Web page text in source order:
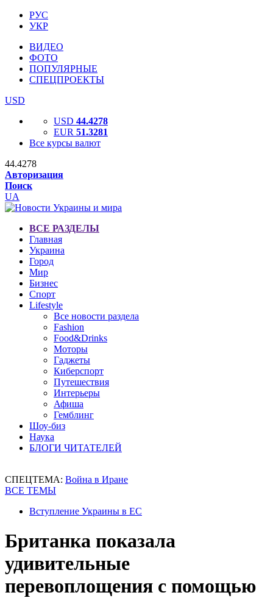
РУС
УКР
ВИДЕО
ФОТО
ПОПУЛЯРНЫЕ
СПЕЦПРОЕКТЫ
USD
USD 44.4278
EUR 51.3281
Все курсы валют
44.4278
Авторизация
Поиск
UA
ВСЕ РАЗДЕЛЫ
Главная
Украина
Город
Мир
Бизнес
Спорт
Lifestyle
Все новости раздела
Fashion
Food&Drinks
Моторы
Гаджеты
Киберспорт
Путешествия
Интерьеры
Афиша
Гемблинг
Шоу-биз
Наука
БЛОГИ ЧИТАТЕЛЕЙ
СПЕЦТЕМА: Война в Иране
ВСЕ ТЕМЫ
Вступление Украины в ЕС
Британка показала
удивительные
перевоплощения с помощью